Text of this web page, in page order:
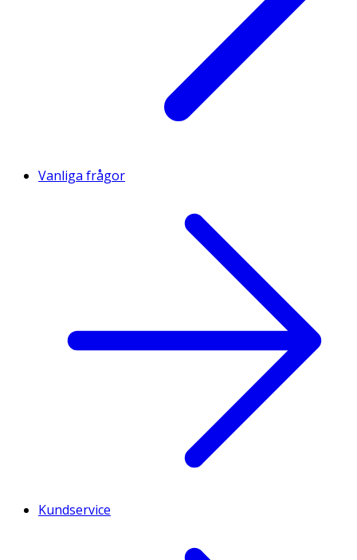
Vanliga frågor
Kundservice